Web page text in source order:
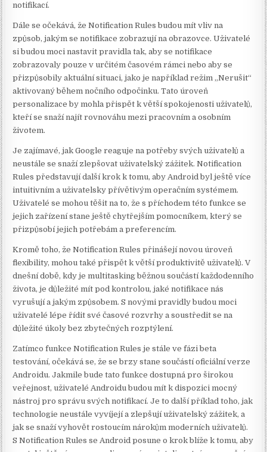
notifikací.
Dále se očekává, že Notification Rules budou mít vliv na
způsob, jakým se notifikace zobrazují na obrazovce. Uživatelé
si budou moci nastavit pravidla tak, aby se notifikace
zobrazovaly pouze v určitém časovém rámci nebo aby se
přizpůsobily aktuální situaci, jako je například režim „Nerušit“
aktivovaný během nočního odpočinku. Tato úroveň
personalizace by mohla přispět k větší spokojenosti uživatelů,
kteří se snaží najít rovnováhu mezi pracovním a osobním
životem.
Je zajímavé, jak Google reaguje na potřeby svých uživatelů a
neustále se snaží zlepšovat uživatelský zážitek. Notification
Rules představují další krok k tomu, aby Android byl ještě více
intuitivním a uživatelsky přívětivým operačním systémem.
Uživatelé se mohou těšit na to, že s příchodem této funkce se
jejich zařízení stane ještě chytřejším pomocníkem, který se
přizpůsobí jejich potřebám a preferencím.
Kromě toho, že Notification Rules přinášejí novou úroveň
flexibility, mohou také přispět k větší produktivitě uživatelů. V
dnešní době, kdy je multitasking běžnou součástí každodenního
života, je důležité mít pod kontrolou, jaké notifikace nás
vyrušují a jakým způsobem. S novými pravidly budou moci
uživatelé lépe řídit své časové rozvrhy a soustředit se na
důležité úkoly bez zbytečných rozptýlení.
Zatímco funkce Notification Rules je stále ve fázi beta
testování, očekává se, že se brzy stane součástí oficiální verze
Androidu. Jakmile bude tato funkce dostupná pro širokou
veřejnost, uživatelé Androidu budou mít k dispozici mocný
nástroj pro správu svých notifikací. Je to další příklad toho, jak
technologie neustále vyvíjejí a zlepšují uživatelský zážitek, a
jak se snaží vyhovět rostoucím nárokům moderních uživatelů.
S Notification Rules se Android posune o krok blíže k tomu, aby